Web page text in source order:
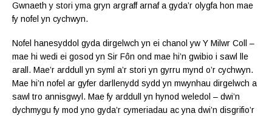
Gwnaeth y stori yma gryn argraff arnaf a gyda’r olygfa hon mae
fy nofel yn cychwyn.
Nofel hanesyddol gyda dirgelwch yn ei chanol yw Y Milwr Coll –
mae hi wedi ei gosod yn Sir Fôn ond mae hi’n gwibio i sawl lle
arall. Mae’r arddull yn syml a’r stori yn gyrru mynd o’r cychwyn.
Mae hi’n nofel ar gyfer darllenydd sydd yn mwynhau dirgelwch a
sawl tro annisgwyl. Mae fy arddull yn hynod weledol – dwi’n
dychmygu fy mod yno gyda’r cymeriadau ac yna dwi’n disgrifio’r